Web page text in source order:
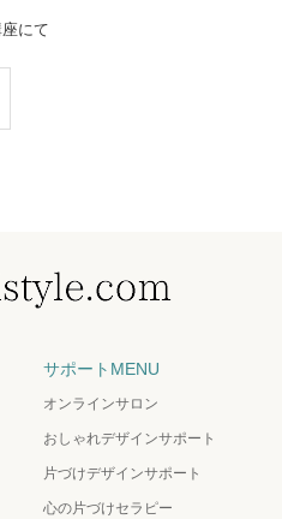
にて
サポートMENU
オンラインサロン
おしゃれデザインサポート
片づけデザインサポート
心の片づけセラピー